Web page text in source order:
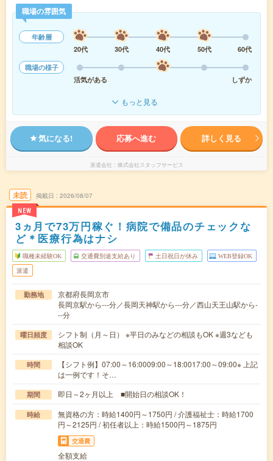
職場の雰囲気
年齢層
20代
30代 40代 50代
60代
職場の様子
活気がある
しずか
もっと見る
気になる! 応募へ進む 詳しく見る
派遣会社 株式会社スタッフサービス
未読
NEW
掲載日 2026/08/07
3ヵ月で73万円稼ぐ！病院で備品のチェックな
ど＊医療行為はナシ
職種未経験OK 交通費別途支給あり 土日祝日が休み WEB登録OK
派遣
勤務地
京都府長岡京市
長岡京駅から---分／長岡天神駅から---分／西山天王山駅から-
--分
曜日頻度
シフト制（月～日） ※平日のみなどの相談もOK ※週3なども
相談OK
時間
【シフト例】07:00～16:0009:00～18:0017:00～09:00※ 上記
は一例です！そ…
期間 即日～2ヶ月以上 ■開始日の相談OK！
時給
無資格の方：時給1400円～1750円 / 介護福祉士：時給1700
円～2125円 / 初任者以上：時給1500円～1875円
交通費
全額支給